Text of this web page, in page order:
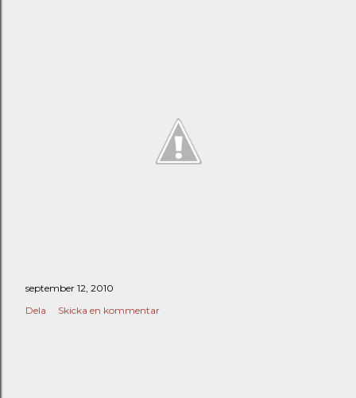
september 12, 2010
Dela
Skicka en kommentar